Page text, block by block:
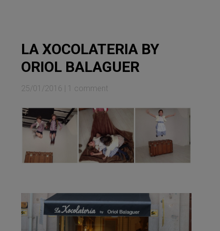
LA XOCOLATERIA BY
ORIOL BALAGUER
25/01/2016 1 comment